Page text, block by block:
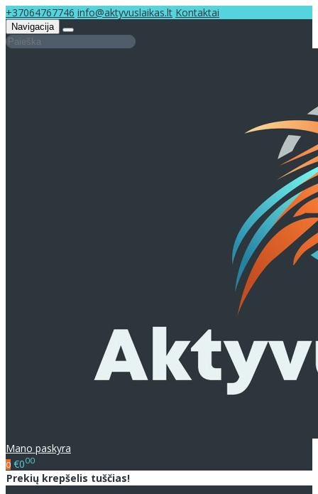
+37064767746 info@aktyvuslaikas.lt Kontaktai
Navigacija
Mano paskyra
0 €000
Prekių krepšelis tuščias!